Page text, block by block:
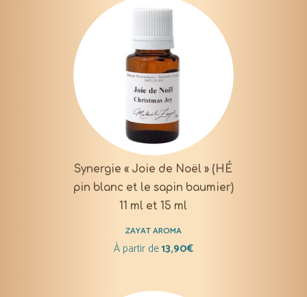
Synergie « Joie de Noël » (HÉ
pin blanc et le sapin baumier)
11 ml et 15 ml
ZAYAT AROMA
À partir de13,90€